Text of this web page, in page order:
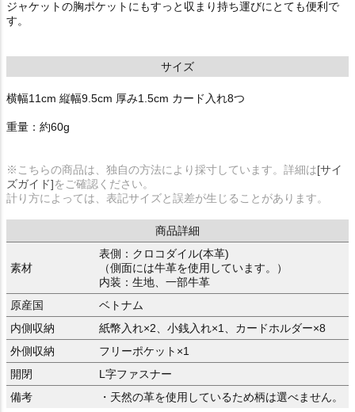
ジャケットの胸ポケットにもすっと収まり持ち運びにとても便利で
す。
サイズ
横幅11cm 縦幅9.5cm 厚み1.5cm カード入れ8つ
重量：約60g
※こちらの商品は、独自の方法により採寸しています。詳細は[サイ
ズガイド]をご確認ください。
計り方によっては、表記サイズと誤差が生じることがあります。
商品詳細
素材
表側：クロコダイル(本革)
（側面には牛革を使用しています。）
内装：生地、一部牛革
原産国
ベトナム
内側収納
紙幣入れ×2、小銭入れ×1、カードホルダー×8
外側収納
フリーポケット×1
開閉
L字ファスナー
備考
・天然の革を使用しているため柄は選べません。